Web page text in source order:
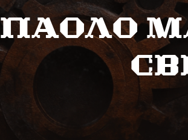
Паоло